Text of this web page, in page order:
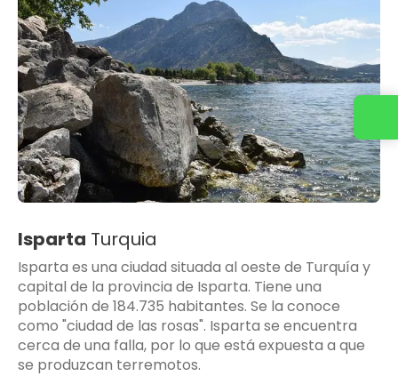
Isparta Turquia
Isparta es una ciudad situada al oeste de Turquía y
capital de la provincia de Isparta. Tiene una
población de 184.735​ habitantes. Se la conoce
como "ciudad de las rosas". Isparta se encuentra
cerca de una falla, por lo que está expuesta a que
se produzcan terremotos.